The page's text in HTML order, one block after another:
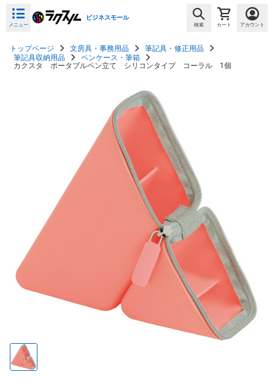
メニュー
ビジネスモール
検索 カート アカウント
トップページ 文房具・事務用品
筆記具・修正用品
筆記具収納用品
ペンケース・筆箱
カクスタ ポータブルペン立て シリコンタイプ コーラル 1個